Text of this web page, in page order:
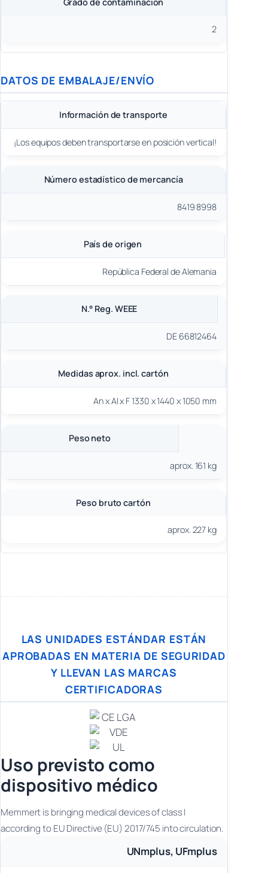
Grado de contaminación
2
DATOS DE EMBALAJE/ENVÍO
Información de transporte
¡Los equipos deben transportarse en posición vertical!
Número estadístico de mercancía
8419 8998
País de origen
República Federal de Alemania
N.° Reg. WEEE
DE 66812464
Medidas aprox. incl. cartón
An x Al x F 1330 x 1440 x 1050 mm
Peso neto
aprox. 161 kg
Peso bruto cartón
aprox. 227 kg
LAS UNIDADES ESTÁNDAR ESTÁN
APROBADAS EN MATERIA DE SEGURIDAD
Y LLEVAN LAS MARCAS
CERTIFICADORAS
Uso previsto como
dispositivo médico
Memmert is bringing medical devices of class I
according to EU Directive (EU) 2017/745 into circulation.
UNmplus, UFmplus